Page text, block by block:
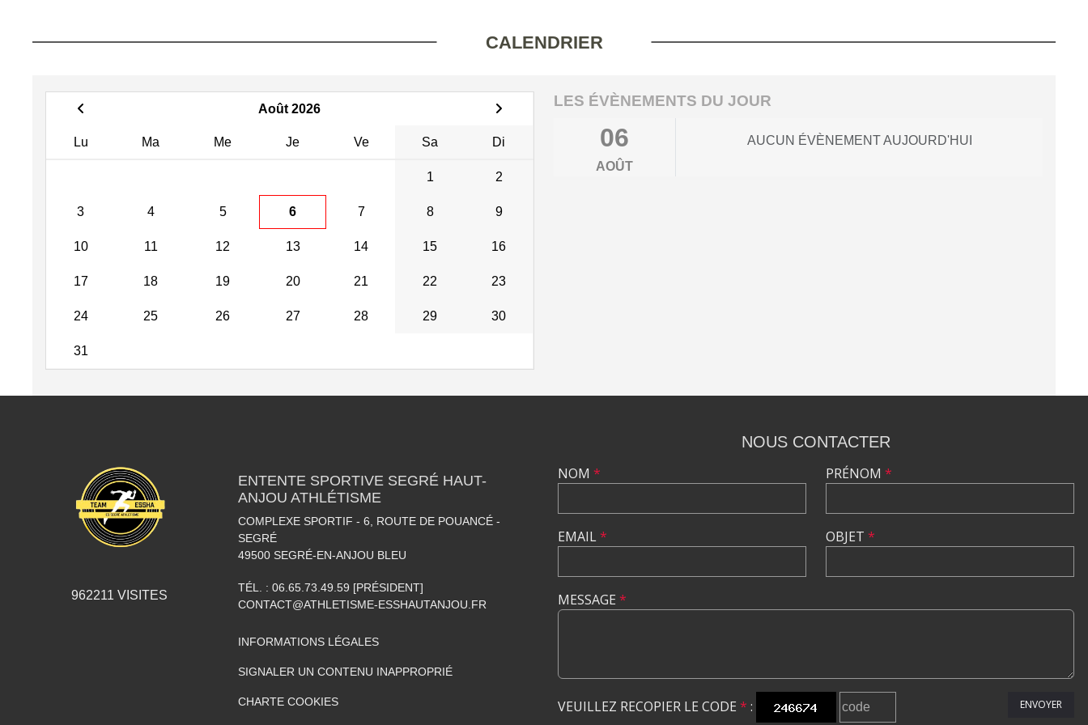
CALENDRIER
Août 2026
Lu Ma Me Je Ve Sa Di
1 2
3 4 5 6 7 8 9
10 11 12 13 14 15 16
17 18 19 20 21 22 23
24 25 26 27 28 29 30
31
LES ÉVÈNEMENTS DU JOUR
06
AOÛT
AUCUN ÉVÈNEMENT AUJOURD'HUI
962211 VISITES
ENTENTE SPORTIVE SEGRÉ HAUT-
ANJOU ATHLÉTISME
COMPLEXE SPORTIF - 6, ROUTE DE POUANCÉ -
SEGRÉ
49500 SEGRÉ-EN-ANJOU BLEU
TÉL. : 06.65.73.49.59 [PRÉSIDENT]
CONTACT@ATHLETISME-ESSHAUTANJOU.FR
INFORMATIONS LÉGALES
SIGNALER UN CONTENU INAPPROPRIÉ
CHARTE COOKIES
NOUS CONTACTER
NOM *
EMAIL*
PRÉNOM *
OBJET *
MESSAGE *
VEUILLEZ RECOPIER LE CODE * : ENVOYER